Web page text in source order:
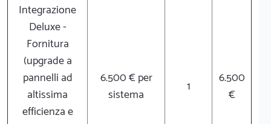
Integrazione
Deluxe -
Fornitura
(upgrade a
pannelli ad
altissima
efficienza e
6.500 € per
sistema
1
6.500
€